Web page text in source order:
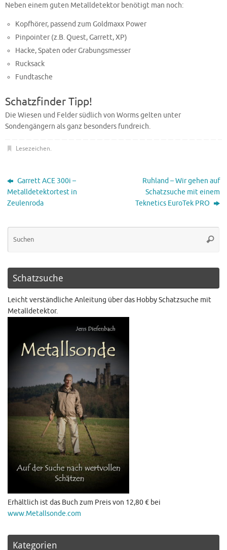
Neben einem guten Metalldetektor benötigt man noch:
Kopfhörer, passend zum Goldmaxx Power
Pinpointer (z.B. Quest, Garrett, XP)
Hacke, Spaten oder Grabungsmesser
Rucksack
Fundtasche
Schatzfinder Tipp!
Die Wiesen und Felder südlich von Worms gelten unter
Sondengängern als ganz besonders fundreich.
Lesezeichen.
Garrett ACE 300i –
Metalldetektortest in
Zeulenroda
Ruhland – Wir gehen auf
Schatzsuche mit einem
Teknetics EuroTek PRO
Schatzsuche
Leicht verständliche Anleitung über das Hobby Schatzsuche mit
Metalldetektor.
Erhältlich ist das Buch zum Preis von 12,80 € bei
www.Metallsonde.com
Kategorien